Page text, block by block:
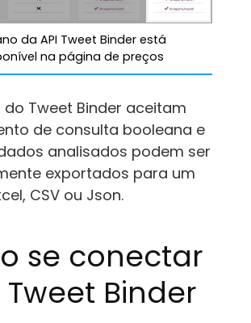
da API Tweet Binder está
na página de preços
do Tweet Binder aceitam
de consulta booleana e
analisados ​​podem ser
exportados para um
CSV ou Json.
se conectar
Tweet Binder